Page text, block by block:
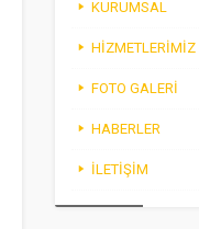
KURUMSAL
HIZMETLERIMIZ
FOTO GALERI
HABERLER
İLETIŞIM